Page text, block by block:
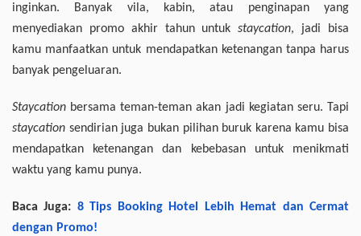
inginkan. Banyak vila, kabin, atau penginapan yang
menyediakan promo akhir tahun untukstaycation, jadi bisa
kamu manfaatkan untuk mendapatkan ketenangan tanpa harus
banyak pengeluaran.
Staycation bersama teman-teman akan jadi kegiatan seru. Tapi
staycation sendirian juga bukan pilihan buruk karena kamu bisa
mendapatkan ketenangan dan kebebasan untuk menikmati
waktu yang kamu punya.
Baca Juga: 8 Tips Booking Hotel Lebih Hemat dan Cermat
dengan Promo!